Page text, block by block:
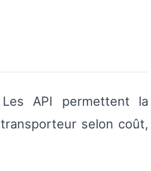
API permettent la
selon coût,